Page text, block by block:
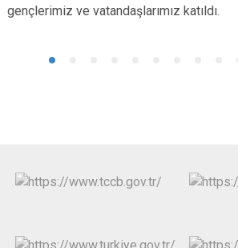
gençlerimiz ve vatandaşlarımız katıldı.